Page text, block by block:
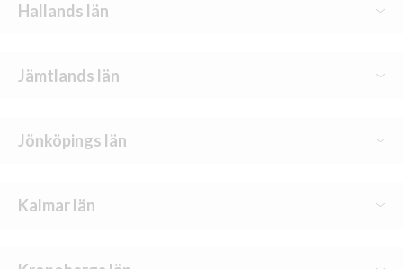
Hallands län
Jämtlands län
Jönköpings län
Värnamo
Kalmar län